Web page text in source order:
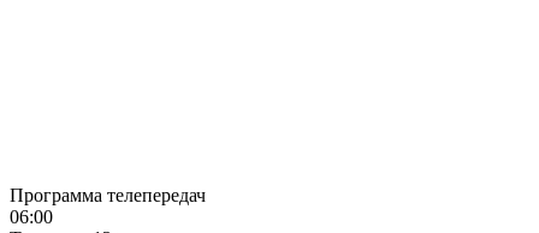
Программа телепередач
06:00